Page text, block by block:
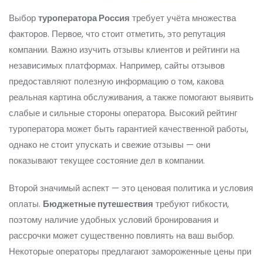
Выбортуроператора Россия требует учёта множества
факторов. Первое, что стоит отметить, это репутация
компании. Важно изучить отзывы клиентов и рейтинги на
независимых платформах. Например, сайты отзывов
предоставляют полезную информацию о том, какова
реальная картина обслуживания, а также помогают выявить
слабые и сильные стороны оператора. Высокий рейтинг
туроператора может быть гарантией качественной работы,
однако не стоит упускать и свежие отзывы — они
показывают текущее состояние дел в компании.
Второй значимый аспект — это ценовая политика и условия
оплаты. Бюджетные путешествия требуют гибкости,
поэтому наличие удобных условий бронирования и
рассрочки может существенно повлиять на ваш выбор.
Некоторые операторы предлагают замороженные цены при